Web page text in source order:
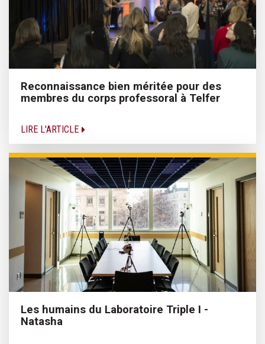
Reconnaissance bien méritée pour des
membres du corps professoral à Telfer
LIRE L'ARTICLE
Les humains du Laboratoire Triple I -
Natasha